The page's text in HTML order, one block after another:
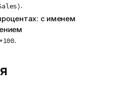
.
с именем
.